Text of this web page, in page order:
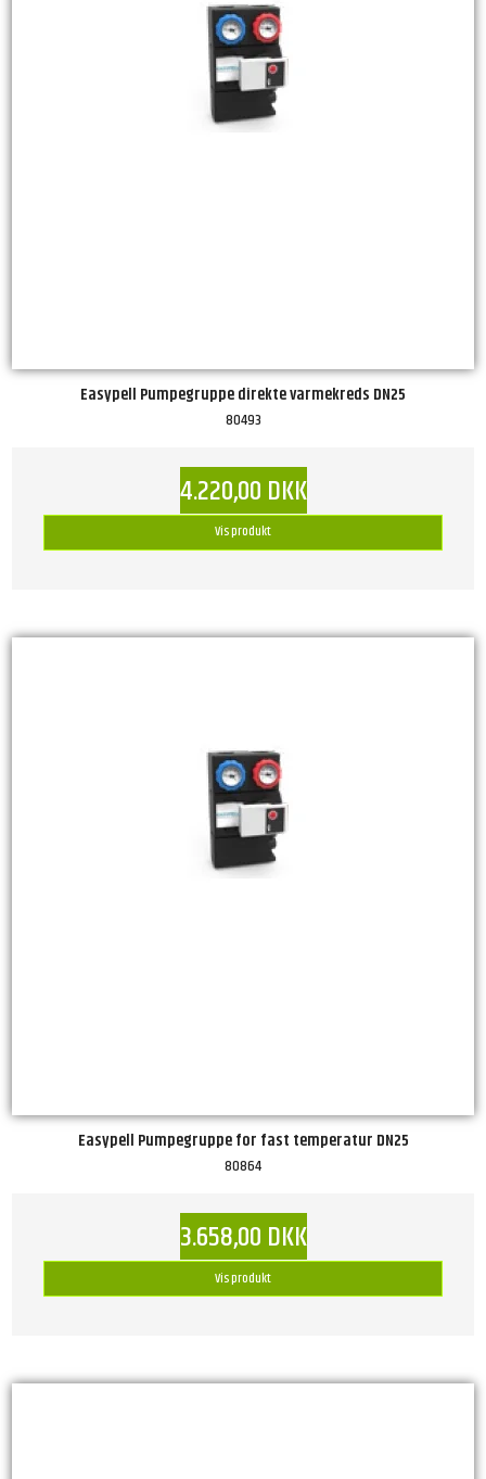
Easypell Pumpegruppe direkte varmekreds DN25
80493
4.220,00 DKK
Vis produkt
Easypell Pumpegruppe for fast temperatur DN25
80864
3.658,00 DKK
Vis produkt